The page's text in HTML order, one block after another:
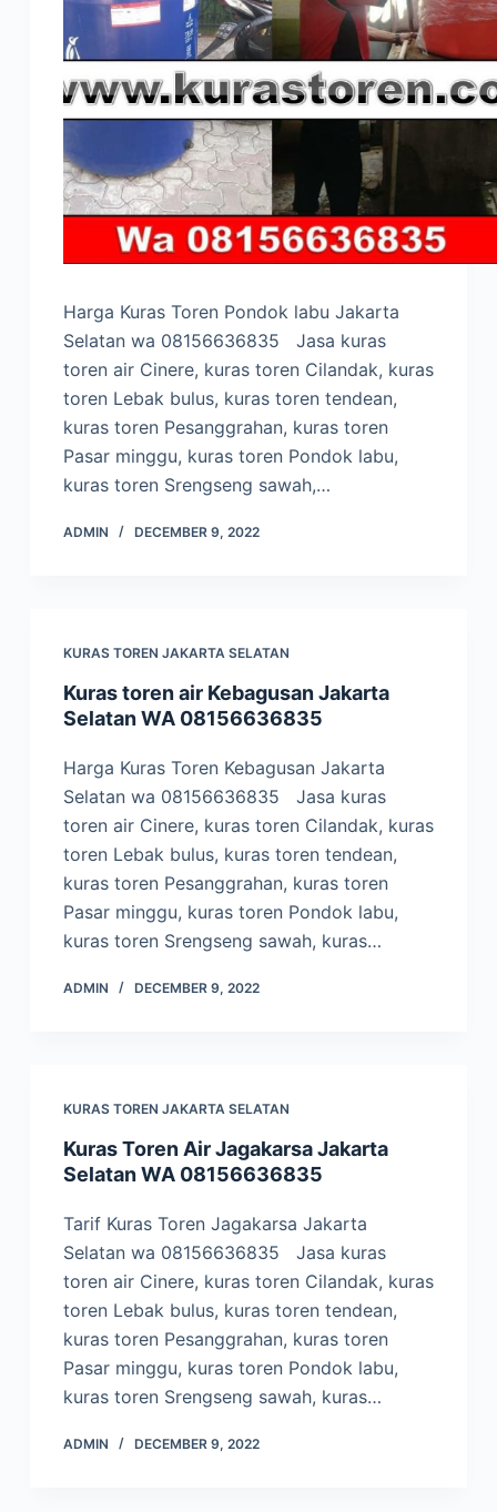
Harga Kuras Toren Pondok labu Jakarta
Selatan wa 08156636835 Jasa kuras
toren air Cinere, kuras toren Cilandak, kuras
toren Lebak bulus, kuras toren tendean,
kuras toren Pesanggrahan, kuras toren
Pasar minggu, kuras toren Pondok labu,
kuras toren Srengseng sawah,…
ADMIN DECEMBER 9, 2022
KURAS TOREN JAKARTA SELATAN
Kuras toren air Kebagusan Jakarta
Selatan WA 08156636835
Harga Kuras Toren Kebagusan Jakarta
Selatan wa 08156636835 Jasa kuras
toren air Cinere, kuras toren Cilandak, kuras
toren Lebak bulus, kuras toren tendean,
kuras toren Pesanggrahan, kuras toren
Pasar minggu, kuras toren Pondok labu,
kuras toren Srengseng sawah, kuras…
ADMIN DECEMBER 9, 2022
KURAS TOREN JAKARTA SELATAN
Kuras Toren Air Jagakarsa Jakarta
Selatan WA 08156636835
Tarif Kuras Toren Jagakarsa Jakarta
Selatan wa 08156636835 Jasa kuras
toren air Cinere, kuras toren Cilandak, kuras
toren Lebak bulus, kuras toren tendean,
kuras toren Pesanggrahan, kuras toren
Pasar minggu, kuras toren Pondok labu,
kuras toren Srengseng sawah, kuras…
ADMIN DECEMBER 9, 2022